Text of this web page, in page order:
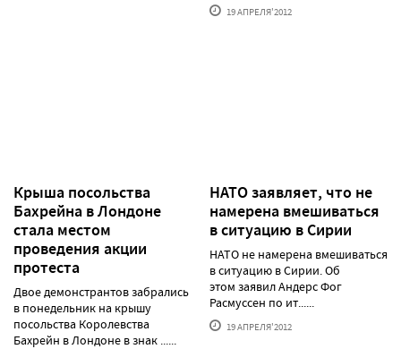
19 АПРЕЛЯ'2012
Крыша посольства
Бахрейна в Лондоне
стала местом
проведения акции
протеста
Двое демонстрантов забрались
в понедельник на крышу
посольства Королевства
Бахрейн в Лондоне в знак ......
НАТО заявляет, что не
намерена вмешиваться
в ситуацию в Сирии
НАТО не намерена вмешиваться
в ситуацию в Сирии. Об
этом заявил Андерс Фог
Расмуссен по ит......
19 АПРЕЛЯ'2012